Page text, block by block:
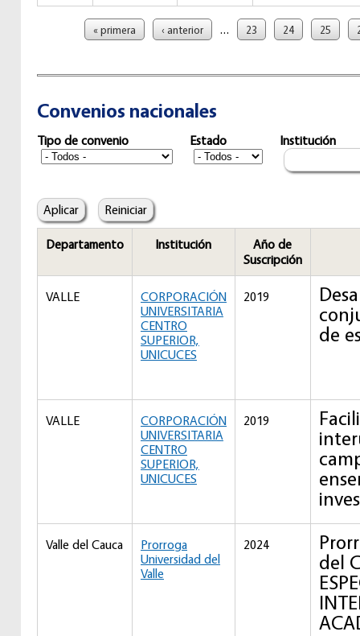
Páginas« primera ‹ anterior … 23 24 25
Convenios nacionales
Tipo de convenio Estado Institución
Departamento Institución
Año de
Suscripción
VALLE
CORPORACIÓN
UNIVERSITARIA
CENTRO
SUPERIOR,
UNICUCES
2019
de
VALLE
CORPORACIÓN
UNIVERSITARIA
CENTRO
SUPERIOR,
UNICUCES
2019
Valle del Cauca
Prorroga
Universidad del
Valle
2024
del